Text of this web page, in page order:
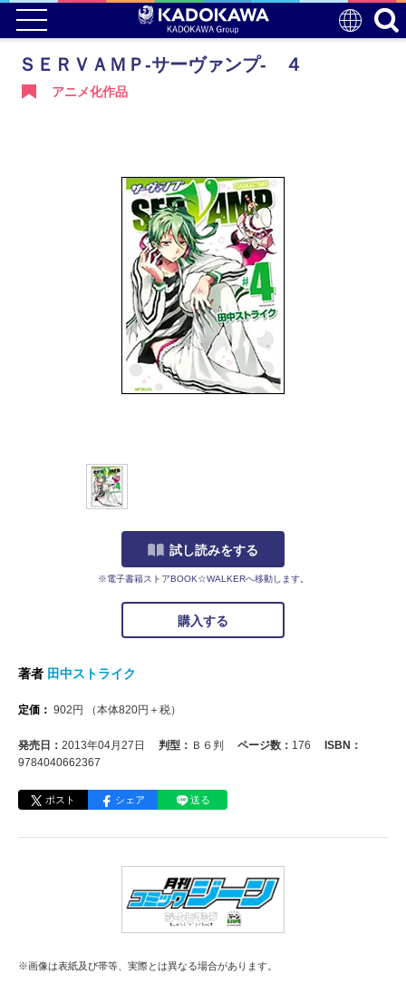
ＳＥＲＶＡＭＰ‐サーヴァンプ‐ ４
アニメ化作品
試し読みをする
※電子書籍ストアBOOK☆WALKERへ移動します。
購入する
著者 田中ストライク
定価： 902 円 （本体820円＋税）
発売日： 2013年04月27日 判型： Ｂ６判 ページ数： 176
ISBN：
9784040662367
ポスト シェア 送る
※画像は表紙及び帯等、実際とは異なる場合があります。